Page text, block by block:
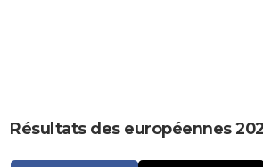
CARTE DE VOEUX
Carte de Noël
Carte Bonne année
Carte Saint-Valentin
Carte Pâques
Carte d'anniversaire
Résultats des européennes